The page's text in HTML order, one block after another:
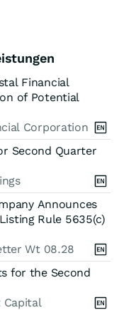
Financial
of Potential
Corporation
Second Quarter
Announces
Rule 5635(c)
Wt 08.28
for the Second
Capital